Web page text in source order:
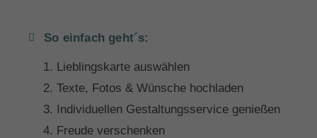
So einfach geht´s:
Lieblingskarte auswählen
Texte, Fotos & Wünsche hochladen
Individuellen Gestaltungsservice genießen
Freude verschenken